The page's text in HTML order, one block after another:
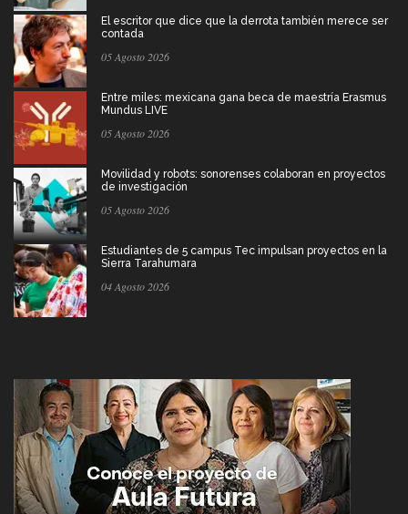
El escritor que dice que la derrota también merece ser
contada
05 Agosto 2026
Entre miles: mexicana gana beca de maestría Erasmus
Mundus LIVE
05 Agosto 2026
Movilidad y robots: sonorenses colaboran en proyectos
de investigación
05 Agosto 2026
Estudiantes de 5 campus Tec impulsan proyectos en la
Sierra Tarahumara
04 Agosto 2026